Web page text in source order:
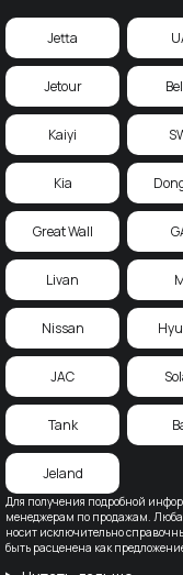
Для получения подробной
менеджерам по продажам.
носит исключительно
быть расценена как
Jetta
Jetour
Kaiyi
Kia
Great Wall
Livan
Nissan
JAC
Tank
Jeland